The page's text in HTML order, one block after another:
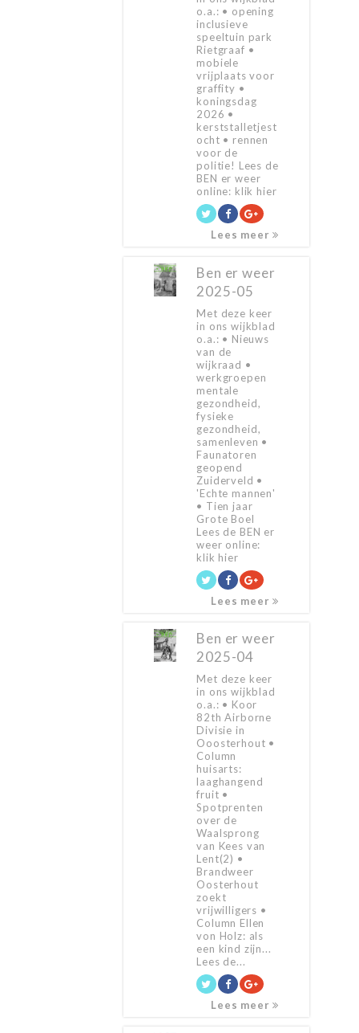
o.a.: • opening
inclusieve
speeltuin park
Rietgraaf •
mobiele
vrijplaats voor
graffity •
koningsdag
2026 •
kerststalletjest
ocht • rennen
voor de
politie! Lees de
BEN er weer
online: klik hier
Lees meer
Ben er weer
2025-05
Met deze keer
in ons wijkblad
o.a.: • Nieuws
van de
wijkraad •
werkgroepen
mentale
gezondheid,
fysieke
gezondheid,
samenleven •
Faunatoren
geopend
Zuiderveld •
'Echte mannen'
• Tien jaar
Grote Boel
Lees de BEN er
weer online:
klik hier
Lees meer
Ben er weer
2025-04
Met deze keer
in ons wijkblad
o.a.: • Koor
82th Airborne
Divisie in
Ooosterhout •
Column
huisarts:
laaghangend
fruit •
Spotprenten
over de
Waalsprong
van Kees van
Lent(2) •
Brandweer
Oosterhout
zoekt
vrijwilligers •
Column Ellen
von Holz: als
een kind zijn...
Lees de...
Lees meer